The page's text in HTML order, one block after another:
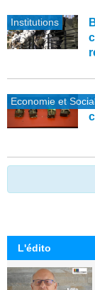
Institutions
Economie et
L'édito